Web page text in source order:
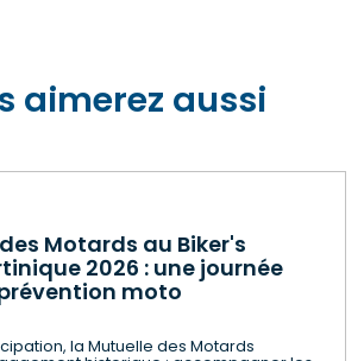
aimerez aussi
Motards au Biker's
2026 : une journée
moto
la Mutuelle des Motards